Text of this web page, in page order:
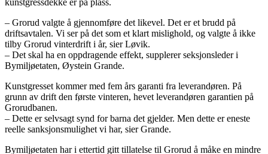
– Grorud valgte å gjennomføre det likevel. Det er et brudd på
driftsavtalen. Vi ser på det som et klart mislighold, og valgte å ikke
tilby Grorud vinterdrift i år, sier Løvik.
– Det skal ha en oppdragende effekt, supplerer seksjonsleder i
Bymiljøetaten, Øystein Grande.
Kunstgresset kommer med fem års garanti fra leverandøren. På
grunn av drift den første vinteren, hevet leverandøren garantien på
Grorudbanen.
– Dette er selvsagt synd for barna det gjelder. Men dette er eneste
reelle sanksjonsmulighet vi har, sier Grande.
Bymiljøetaten har i ettertid gitt tillatelse til Grorud å måke en mindre